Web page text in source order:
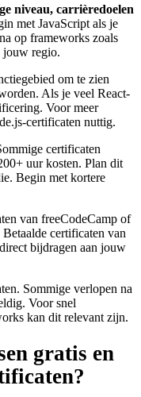
niveau, carrièredoelen
met JavaScript als je
op frameworks zoals
jouw regio.
om te zien
Als je veel React-
Voor meer
certificaten nuttig.
certificaten
uur kosten. Plan dit
Begin met kortere
van freeCodeCamp of
certificaten van
bijdragen aan jouw
Sommige verlopen na
Voor snel
kan dit relevant zijn.
gratis en